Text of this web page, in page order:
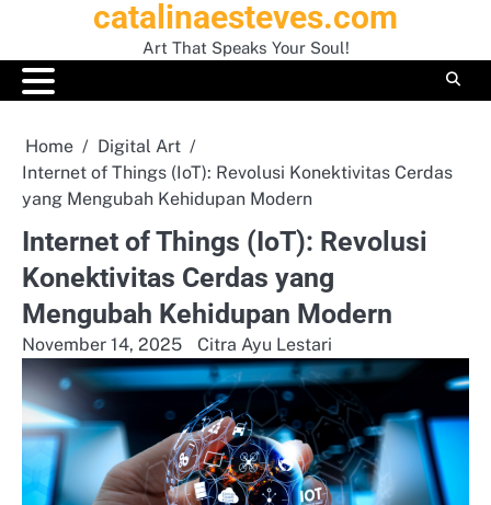
content
catalinaesteves.com
Art That Speaks Your Soul!
Home
Digital Art
Internet of Things (IoT): Revolusi Konektivitas Cerdas
yang Mengubah Kehidupan Modern
Internet of Things (IoT): Revolusi
Konektivitas Cerdas yang
Mengubah Kehidupan Modern
November 14, 2025 Citra Ayu Lestari